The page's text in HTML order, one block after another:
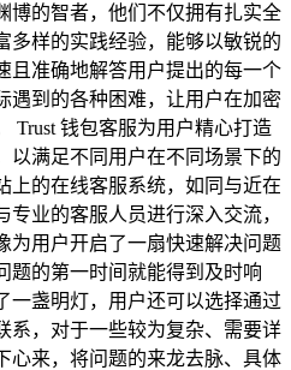
博的智者，他们不仅拥有扎实全
多样的实践经验，能够以敏锐的
且准确地解答用户提出的每一个
遇到的各种困难，让用户在加密
Trust 钱包客服为用户精心打造
以满足不同用户在不同场景下的
上的在线客服系统，如同与近在
业的客服人员进行深入交流，
为用户开启了一扇快速解决问题
题的第一时间就能得到及时响
一盏明灯，用户还可以选择通过
系，对于一些较为复杂、需要详
心来，将问题的来龙去脉、具体